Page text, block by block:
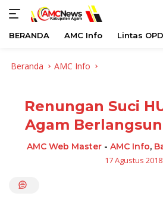
BERANDA AMC Info Lintas OPD
Beranda AMC Info
Renungan Suci
Agam
AMC Web Master - AMC Info,
17 Agustus 2018